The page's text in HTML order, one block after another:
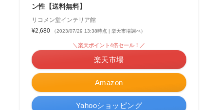
ン性【送料無料】
リコメン堂インテリア館
¥2,680
（2023/07/29 13:38時点 | 楽天市場調べ）
Amazon
＼楽天ポイント4倍セール！／
楽天市場
Yahooショッピング